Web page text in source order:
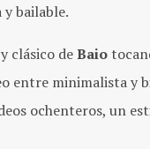
y bailable.
clásico deBaio
entre minimalista y
ochenteros, un